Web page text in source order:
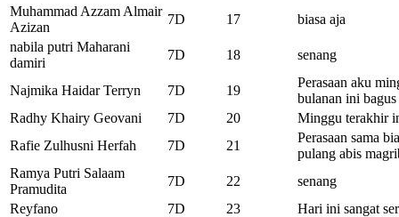
Muhammad Azzam Almair
Azizan
7D 17
biasa aja
nabila putri Maharani
damiri
7D 18 senang
Najmika Haidar Terryn 7D 19
Perasaan aku
bulanan ini bagus
Radhy Khairy Geovani
7D 20
Minggu terakhir
Rafie Zulhusni Herfah
7D 21
Perasaan sama
pulang abis
Ramya Putri Salaam
Pramudita
7D 22
senang
Reyfano
7D 23
Hari ini sangat